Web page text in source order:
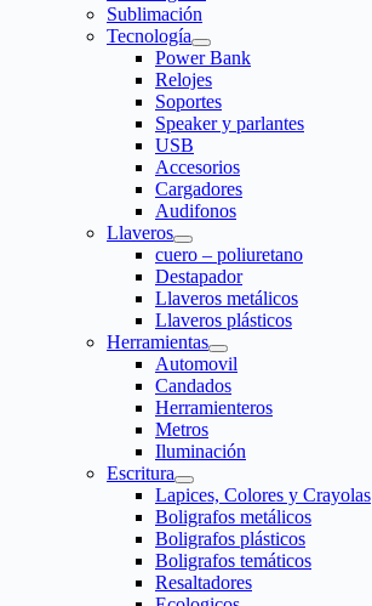
Sublimación
Tecnología
Power Bank
Relojes
Soportes
Speaker y parlantes
USB
Accesorios
Cargadores
Audifonos
Llaveros
cuero – poliuretano
Destapador
Llaveros metálicos
Llaveros plásticos
Herramientas
Automovil
Candados
Herramienteros
Metros
Iluminación
Escritura
Lapices, Colores y Crayolas
Boligrafos metálicos
Boligrafos plásticos
Boligrafos temáticos
Resaltadores